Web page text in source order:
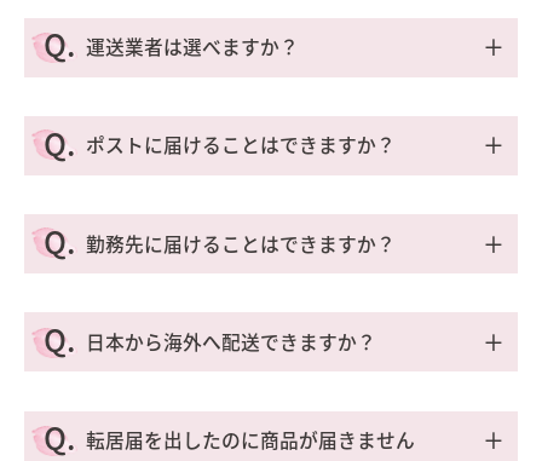
地域によってはお届けにお時間をいただく場合も
ございます。あらかじめご了承ください。
た場合は、送料は弊社負担にて対応させていただ
きます。
A. 宅配便でのお届けの場合のみお受け付けできま
す。
ご注文時に指定欄がございますので、ご希望のお
届け日時をご指定ください。
※郡、離島の時間指定はできかねます。
※ポスト投函便でお届けの商品は対応しておりま
せんので、あらかじめご了承ください。
※天候や交通状況などにより、ご指定通りにお届
Q. 運送業者は選べますか？ ＋
A. ご注文商品やお届け地域などによって運送業者が
決定します。
運送業者をご指定いただくことはできかねますの
で、あらかじめご了承ください。
Q. ポストに届けることはできますか？ ＋
A. 商品のサイズによってはお受け付けすることがで
きます。ご注文時に「ご要望欄」へご入力くださ
い。
※ご要望にお応えできるよう最善を尽くします
が、サイズの都合などでポストへのお届けが難し
い場合は、宅配便にてお届けする場合がございま
す。また、お支払方法が代金引換の場合はできか
ねますので、何卒ご了承ください。
Q. 勤務先に届けることはできますか？ ＋
A. お受け付けしております。ご注文時に「送付先
欄」へご希望のお届け先住所をご入力ください。
※「お客様情報欄」にはお客様の自宅のご住所を
ご入力ください。
Q. 日本から海外へ配送できますか？ ＋
A. 申し訳ございませんが、日本国内のみのお届けと
なります。
Q. 転居届を出したのに商品が届きません ＋